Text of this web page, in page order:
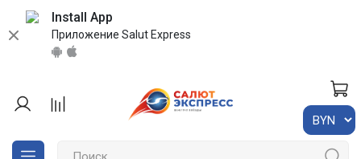
Install App
Приложение Salut Express